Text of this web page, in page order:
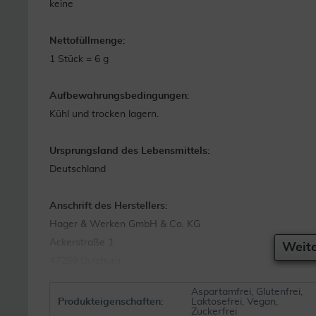
keine
Nettofüllmenge:
1 Stück = 6 g
Aufbewahrungsbedingungen:
Kühl und trocken lagern.
Ursprungsland des Lebensmittels:
Deutschland
Anschrift des Herstellers:
Hager & Werken GmbH & Co. KG
Ackerstraße 1
Weitere Hinweise:
Produkteigenschaften:
Aspartamfrei, Glutenfrei,
Laktosefrei, Vegan,
Zuckerfrei